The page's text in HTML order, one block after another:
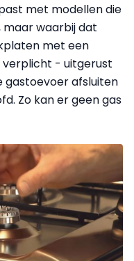
met modellen die
maar waarbij dat
met een
- uitgerust
gastoevoer afsluiten
Zo kan er geen gas